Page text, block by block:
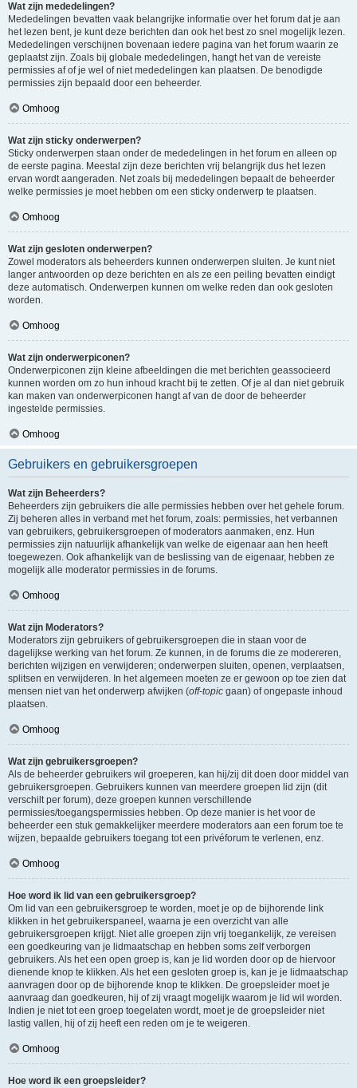
Wat zijn mededelingen?
Mededelingen bevatten vaak belangrijke informatie over het forum dat je aan
het lezen bent, je kunt deze berichten dan ook het best zo snel mogelijk lezen.
Mededelingen verschijnen bovenaan iedere pagina van het forum waarin ze
geplaatst zijn. Zoals bij globale mededelingen, hangt het van de vereiste
permissies af of je wel of niet mededelingen kan plaatsen. De benodigde
permissies zijn bepaald door een beheerder.
Omhoog
Wat zijn sticky onderwerpen?
Sticky onderwerpen staan onder de mededelingen in het forum en alleen op
de eerste pagina. Meestal zijn deze berichten vrij belangrijk dus het lezen
ervan wordt aangeraden. Net zoals bij mededelingen bepaalt de beheerder
welke permissies je moet hebben om een sticky onderwerp te plaatsen.
Omhoog
Wat zijn gesloten onderwerpen?
Zowel moderators als beheerders kunnen onderwerpen sluiten. Je kunt niet
langer antwoorden op deze berichten en als ze een peiling bevatten eindigt
deze automatisch. Onderwerpen kunnen om welke reden dan ook gesloten
worden.
Omhoog
Wat zijn onderwerpiconen?
Onderwerpiconen zijn kleine afbeeldingen die met berichten geassocieerd
kunnen worden om zo hun inhoud kracht bij te zetten. Of je al dan niet gebruik
kan maken van onderwerpiconen hangt af van de door de beheerder
ingestelde permissies.
Omhoog
Gebruikers en gebruikersgroepen
Wat zijn Beheerders?
Beheerders zijn gebruikers die alle permissies hebben over het gehele forum.
Zij beheren alles in verband met het forum, zoals: permissies, het verbannen
van gebruikers, gebruikersgroepen of moderators aanmaken, enz. Hun
permissies zijn natuurlijk afhankelijk van welke de eigenaar aan hen heeft
toegewezen. Ook afhankelijk van de beslissing van de eigenaar, hebben ze
mogelijk alle moderator permissies in de forums.
Omhoog
Wat zijn Moderators?
Moderators zijn gebruikers of gebruikersgroepen die in staan voor de
dagelijkse werking van het forum. Ze kunnen, in de forums die ze modereren,
berichten wijzigen en verwijderen; onderwerpen sluiten, openen, verplaatsen,
splitsen en verwijderen. In het algemeen moeten ze er gewoon op toe zien dat
mensen niet van het onderwerp afwijken (off-topic gaan) of ongepaste inhoud
plaatsen.
Omhoog
Wat zijn gebruikersgroepen?
Als de beheerder gebruikers wil groeperen, kan hij/zij dit doen door middel van
gebruikersgroepen. Gebruikers kunnen van meerdere groepen lid zijn (dit
verschilt per forum), deze groepen kunnen verschillende
permissies/toegangspermissies hebben. Op deze manier is het voor de
beheerder een stuk gemakkelijker meerdere moderators aan een forum toe te
wijzen, bepaalde gebruikers toegang tot een privéforum te verlenen, enz.
Omhoog
Hoe word ik lid van een gebruikersgroep?
Om lid van een gebruikersgroep te worden, moet je op de bijhorende link
klikken in het gebruikerspaneel, waarna je een overzicht van alle
gebruikersgroepen krijgt. Niet alle groepen zijn vrij toegankelijk, ze vereisen
een goedkeuring van je lidmaatschap en hebben soms zelf verborgen
gebruikers. Als het een open groep is, kan je lid worden door op de hiervoor
dienende knop te klikken. Als het een gesloten groep is, kan je je lidmaatschap
aanvragen door op de bijhorende knop te klikken. De groepsleider moet je
aanvraag dan goedkeuren, hij of zij vraagt mogelijk waarom je lid wil worden.
Indien je niet tot een groep toegelaten wordt, moet je de groepsleider niet
lastig vallen, hij of zij heeft een reden om je te weigeren.
Omhoog
Hoe word ik een groepsleider?